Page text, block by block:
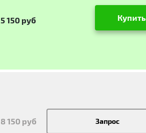
5 150 руб Купить
8 150 руб Запрос